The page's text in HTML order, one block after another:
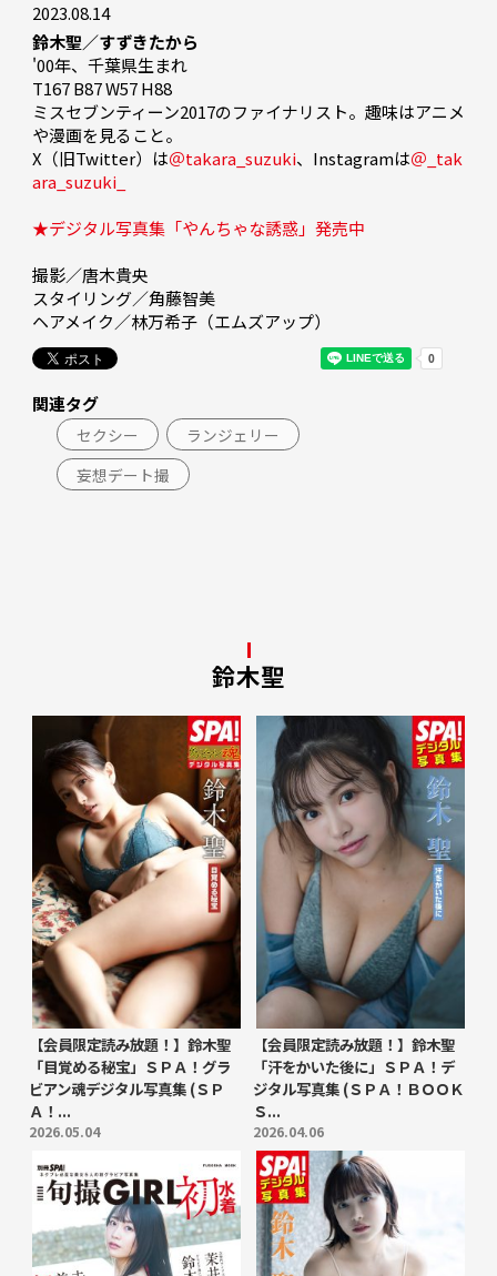
2023.08.14
鈴木聖／すずきたから
'00年、千葉県生まれ
T167 B87 W57 H88
ミスセブンティーン2017のファイナリスト。趣味はアニメ
や漫画を見ること。
X（旧Twitter）は＠takara_suzuki、Instagramは＠_tak
ara_suzuki_
★デジタル写真集「やんちゃな誘惑」発売中
撮影／唐木貴央
スタイリング／角藤智美
ヘアメイク／林万希子（エムズアップ）
関連タグ
セクシー
ランジェリー
妄想デート撮
鈴木聖
【会員限定読み放題！】鈴木聖
「目覚める秘宝」ＳＰＡ！グラ
ビアン魂デジタル写真集 (ＳＰ
Ａ！...
2026.05.04
【会員限定読み放題！】鈴木聖
「汗をかいた後に」ＳＰＡ！デ
ジタル写真集 (ＳＰＡ！ＢＯＯＫ
Ｓ...
2026.04.06